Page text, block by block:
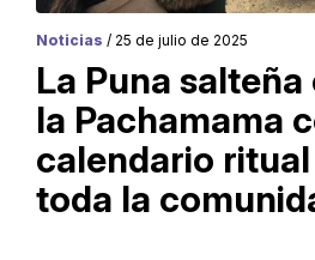
Noticias / 25 de julio de 2025
La Puna
la Pachamama
calendario
toda la